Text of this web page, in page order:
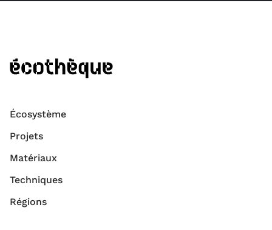
Écosystème
Projets
Matériaux
Techniques
Régions